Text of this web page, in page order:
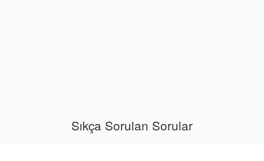
Sıkça Sorulan Sorular